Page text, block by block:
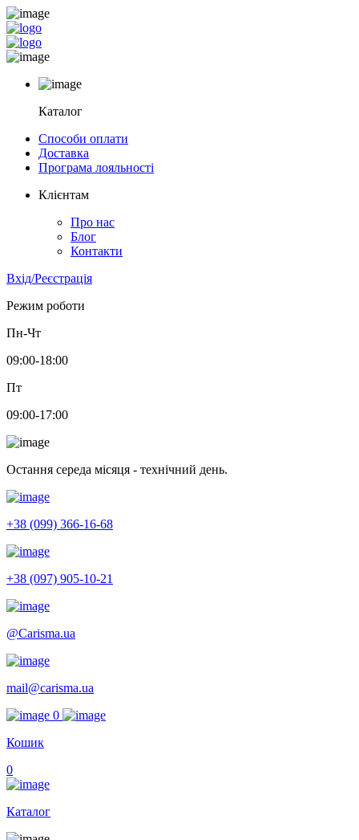
Каталог
Способи оплати
Доставка
Програма лояльності
Клієнтам
Про нас
Блог
Контакти
Вхід/Реєстрація
Режим роботи
Пн-Чт
09:00-18:00
Пт
09:00-17:00
Остання середа місяця - технічний день.
+38 (099) 366-16-68
+38 (097) 905-10-21
@Carisma.ua
mail@carisma.ua
0
Кошик
0
Каталог